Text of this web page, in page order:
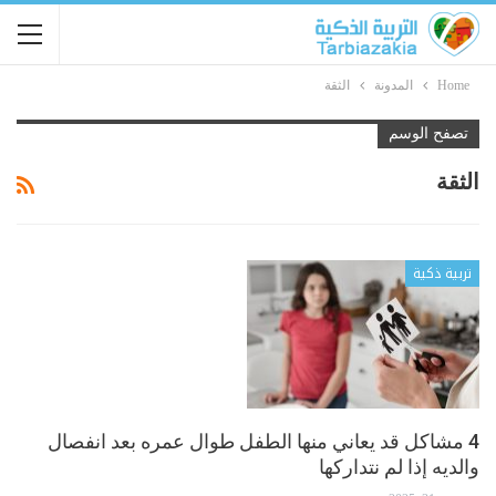
Home المدونة الثقة
تصفح الوسم
الثقة
تربية ذكية
4 مشاكل قد يعاني منها الطفل طوال عمره بعد انفصال
والديه إذا لم نتداركها